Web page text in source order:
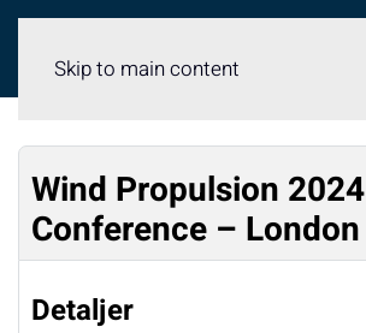
Skip to main content
Wind Propulsion 2024
Conference – London
Detaljer